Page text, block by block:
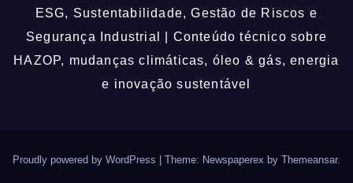
ESG, Sustentabilidade, Gestão de Riscos e
Segurança Industrial | Conteúdo técnico sobre
HAZOP, mudanças climáticas, óleo & gás, energia
e inovação sustentável
Proudly powered by WordPress Theme: Newspaperex by Themeansar.